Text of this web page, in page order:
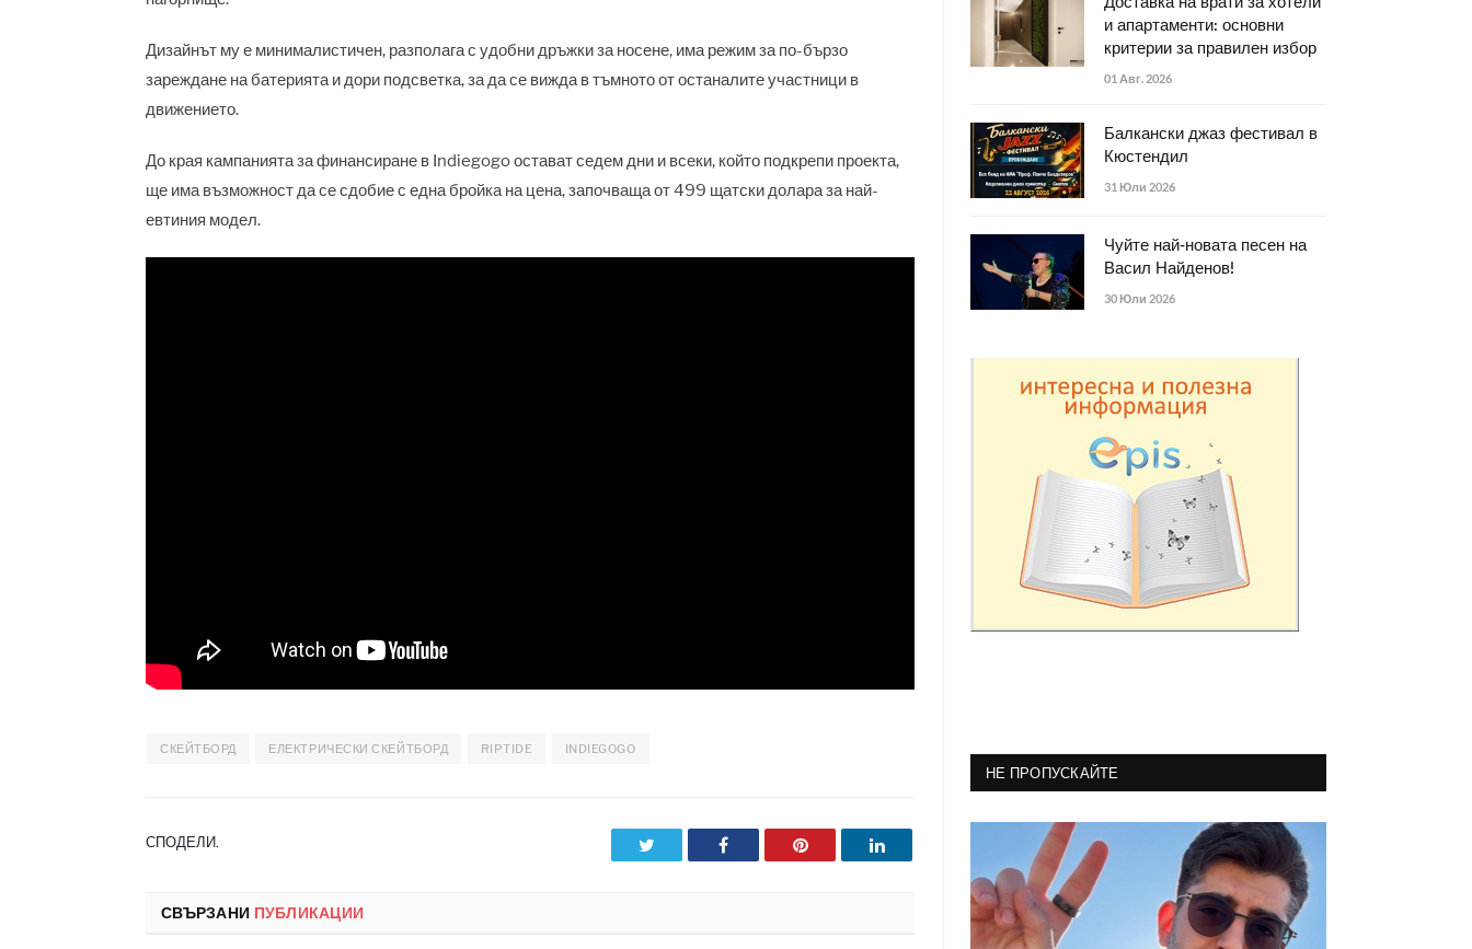
Дизайнът му е минималистичен, разполага с удобни дръжки за носене, има режим за по-бързо
зареждане на батерията и дори подсветка, за да се вижда в тъмното от останалите участници в
движението.
До края кампанията за финансиране в Indiegogo остават седем дни и всеки, който подкрепи проекта,
ще има възможност да се сдобие с една бройка на цена, започваща от 499 щатски долара за най-
евтиния модел.
СКЕЙТБОРД ЕЛЕКТРИЧЕСКИ СКЕЙТБОРД RIPTIDE INDIEGOGO
СПОДЕЛИ. Facebook Pinterest LinkedIn
СВЪРЗАНИ ПУБЛИКАЦИИ
и апартаменти: основни
критерии за правилен избор
01 Авг. 2026
Балкански джаз фестивал в
Кюстендил
31 Юли 2026
Чуйте най-новата песен на
Васил Найденов!
30 Юли 2026
НЕ ПРОПУСКАЙТЕ